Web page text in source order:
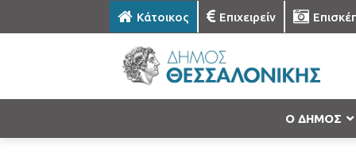
Κάτοικος Επιχειρείν
Ο ΔΗΜΟΣ